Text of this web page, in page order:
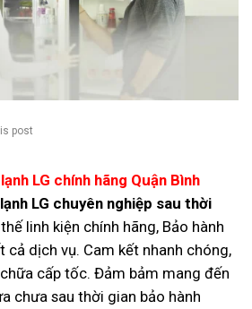
post
LG chính hãng Quận Bình
LG chuyên nghiệp sau thời
linh kiện chính hãng, Bảo hành
cả dịch vụ. Cam kết nhanh chóng,
cấp tốc. Đảm bảm mang đến
chưa sau thời gian bảo hành